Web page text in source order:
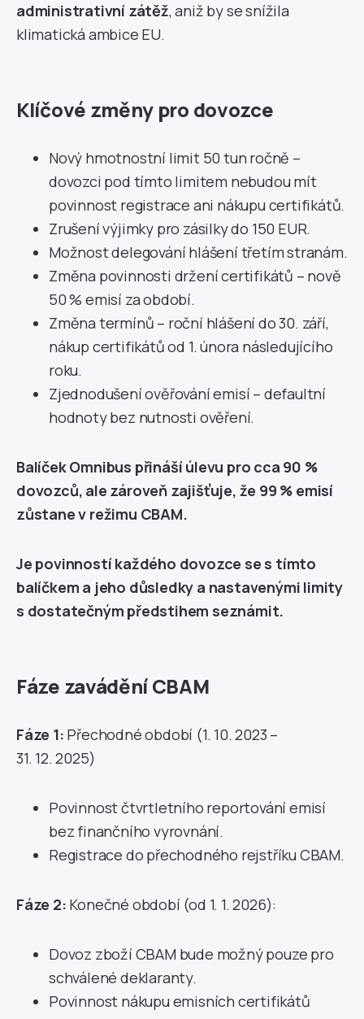
administrativní zátěž, aniž by se snížila
klimatická ambice EU.
Klíčové změny pro dovozce
Nový hmotnostní limit 50 tun ročně –
dovozci pod tímto limitem nebudou mít
povinnost registrace ani nákupu certifikátů.
Zrušení výjimky pro zásilky do 150 EUR.
Možnost delegování hlášení třetím stranám.
Změna povinnosti držení certifikátů – nově
50 % emisí za období.
Změna termínů – roční hlášení do 30. září,
nákup certifikátů od 1. února následujícího
roku.
Zjednodušení ověřování emisí – defaultní
hodnoty bez nutnosti ověření.
Balíček Omnibus přináší úlevu pro cca 90 %
dovozců, ale zároveň zajišťuje, že 99 % emisí
zůstane v režimu CBAM.
Je povinností každého dovozce se s tímto
balíčkem a jeho důsledky a nastavenými limity
s dostatečným předstihem seznámit.
Fáze zavádění CBAM
Fáze 1: Přechodné období (1. 10. 2023 –
31. 12. 2025)
Povinnost čtvrtletního reportování emisí
bez finančního vyrovnání.
Registrace do přechodného rejstříku CBAM.
Fáze 2: Konečné období (od 1. 1. 2026):
Dovoz zboží CBAM bude možný pouze pro
schválené deklaranty.
Povinnost nákupu emisních certifikátů